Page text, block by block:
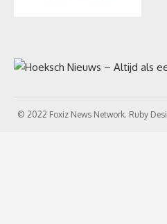
© 2022 Foxiz News Network. Ruby